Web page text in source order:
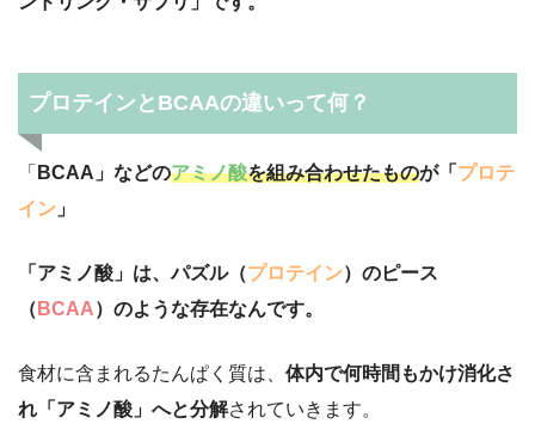
プロテインとBCAAの違いって何？
「 BCAA」などのアミノ酸を組み合わせたものが「 プロテ
イン 」
「アミノ酸」は、パズル（プロテイン）のピース
（ BCAA）のような存在なんです。
食材に含まれるたんぱく質は、 体内で何時間もかけ消化さ
れ「アミノ酸」へと分解されていきます。